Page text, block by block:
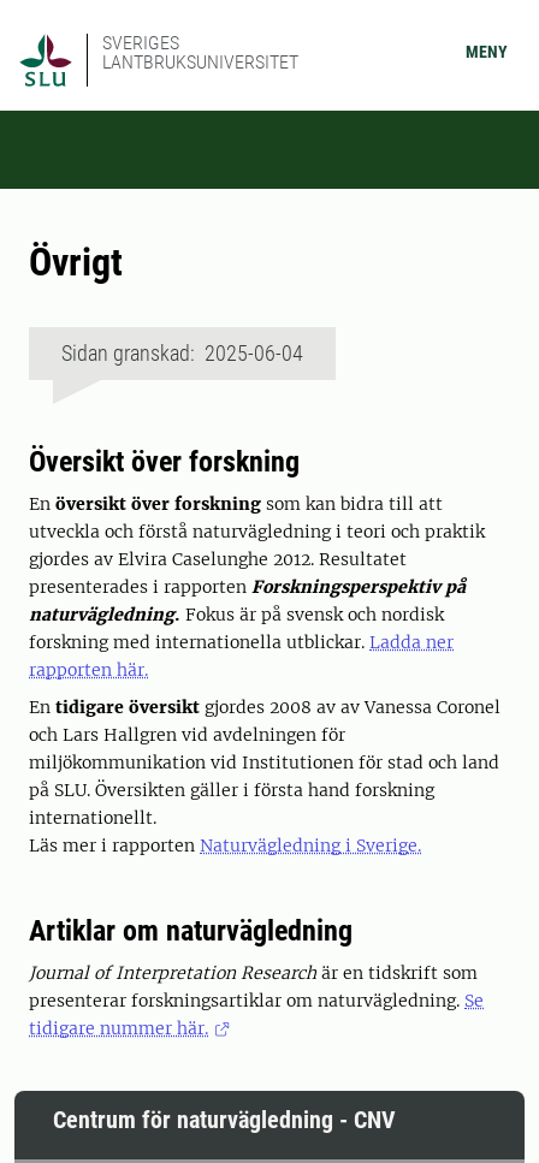
SVERIGES
LANTBRUKSUNIVERSITET
MENY
Övrigt
Sidan granskad: 2025-06-04
Översikt över forskning
En översikt över forskning som kan bidra till att
utveckla och förstå naturvägledning i teori och praktik
gjordes av Elvira Caselunghe 2012. Resultatet
presenterades i rapporten Forskningsperspektiv på
naturvägledning. Fokus är på svensk och nordisk
forskning med internationella utblickar. Ladda ner
rapporten här.
En tidigare översikt gjordes 2008 av av Vanessa Coronel
och Lars Hallgren vid avdelningen för
miljökommunikation vid Institutionen för stad och land
på SLU. Översikten gäller i första hand forskning
internationellt.
Läs mer i rapporten Naturvägledning i Sverige.
Artiklar om naturvägledning
Journal of Interpretation Research är en tidskrift som
presenterar forskningsartiklar om naturvägledning. Se
tidigare nummer här.
Centrum för naturvägledning - CNV